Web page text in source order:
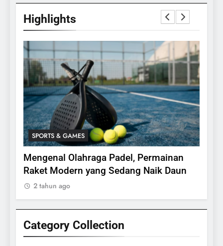
Highlights
SPORTS & GAMES
Mengenal Olahraga Padel, Permainan
Raket Modern yang Sedang Naik Daun
2 tahun ago
Category Collection
24